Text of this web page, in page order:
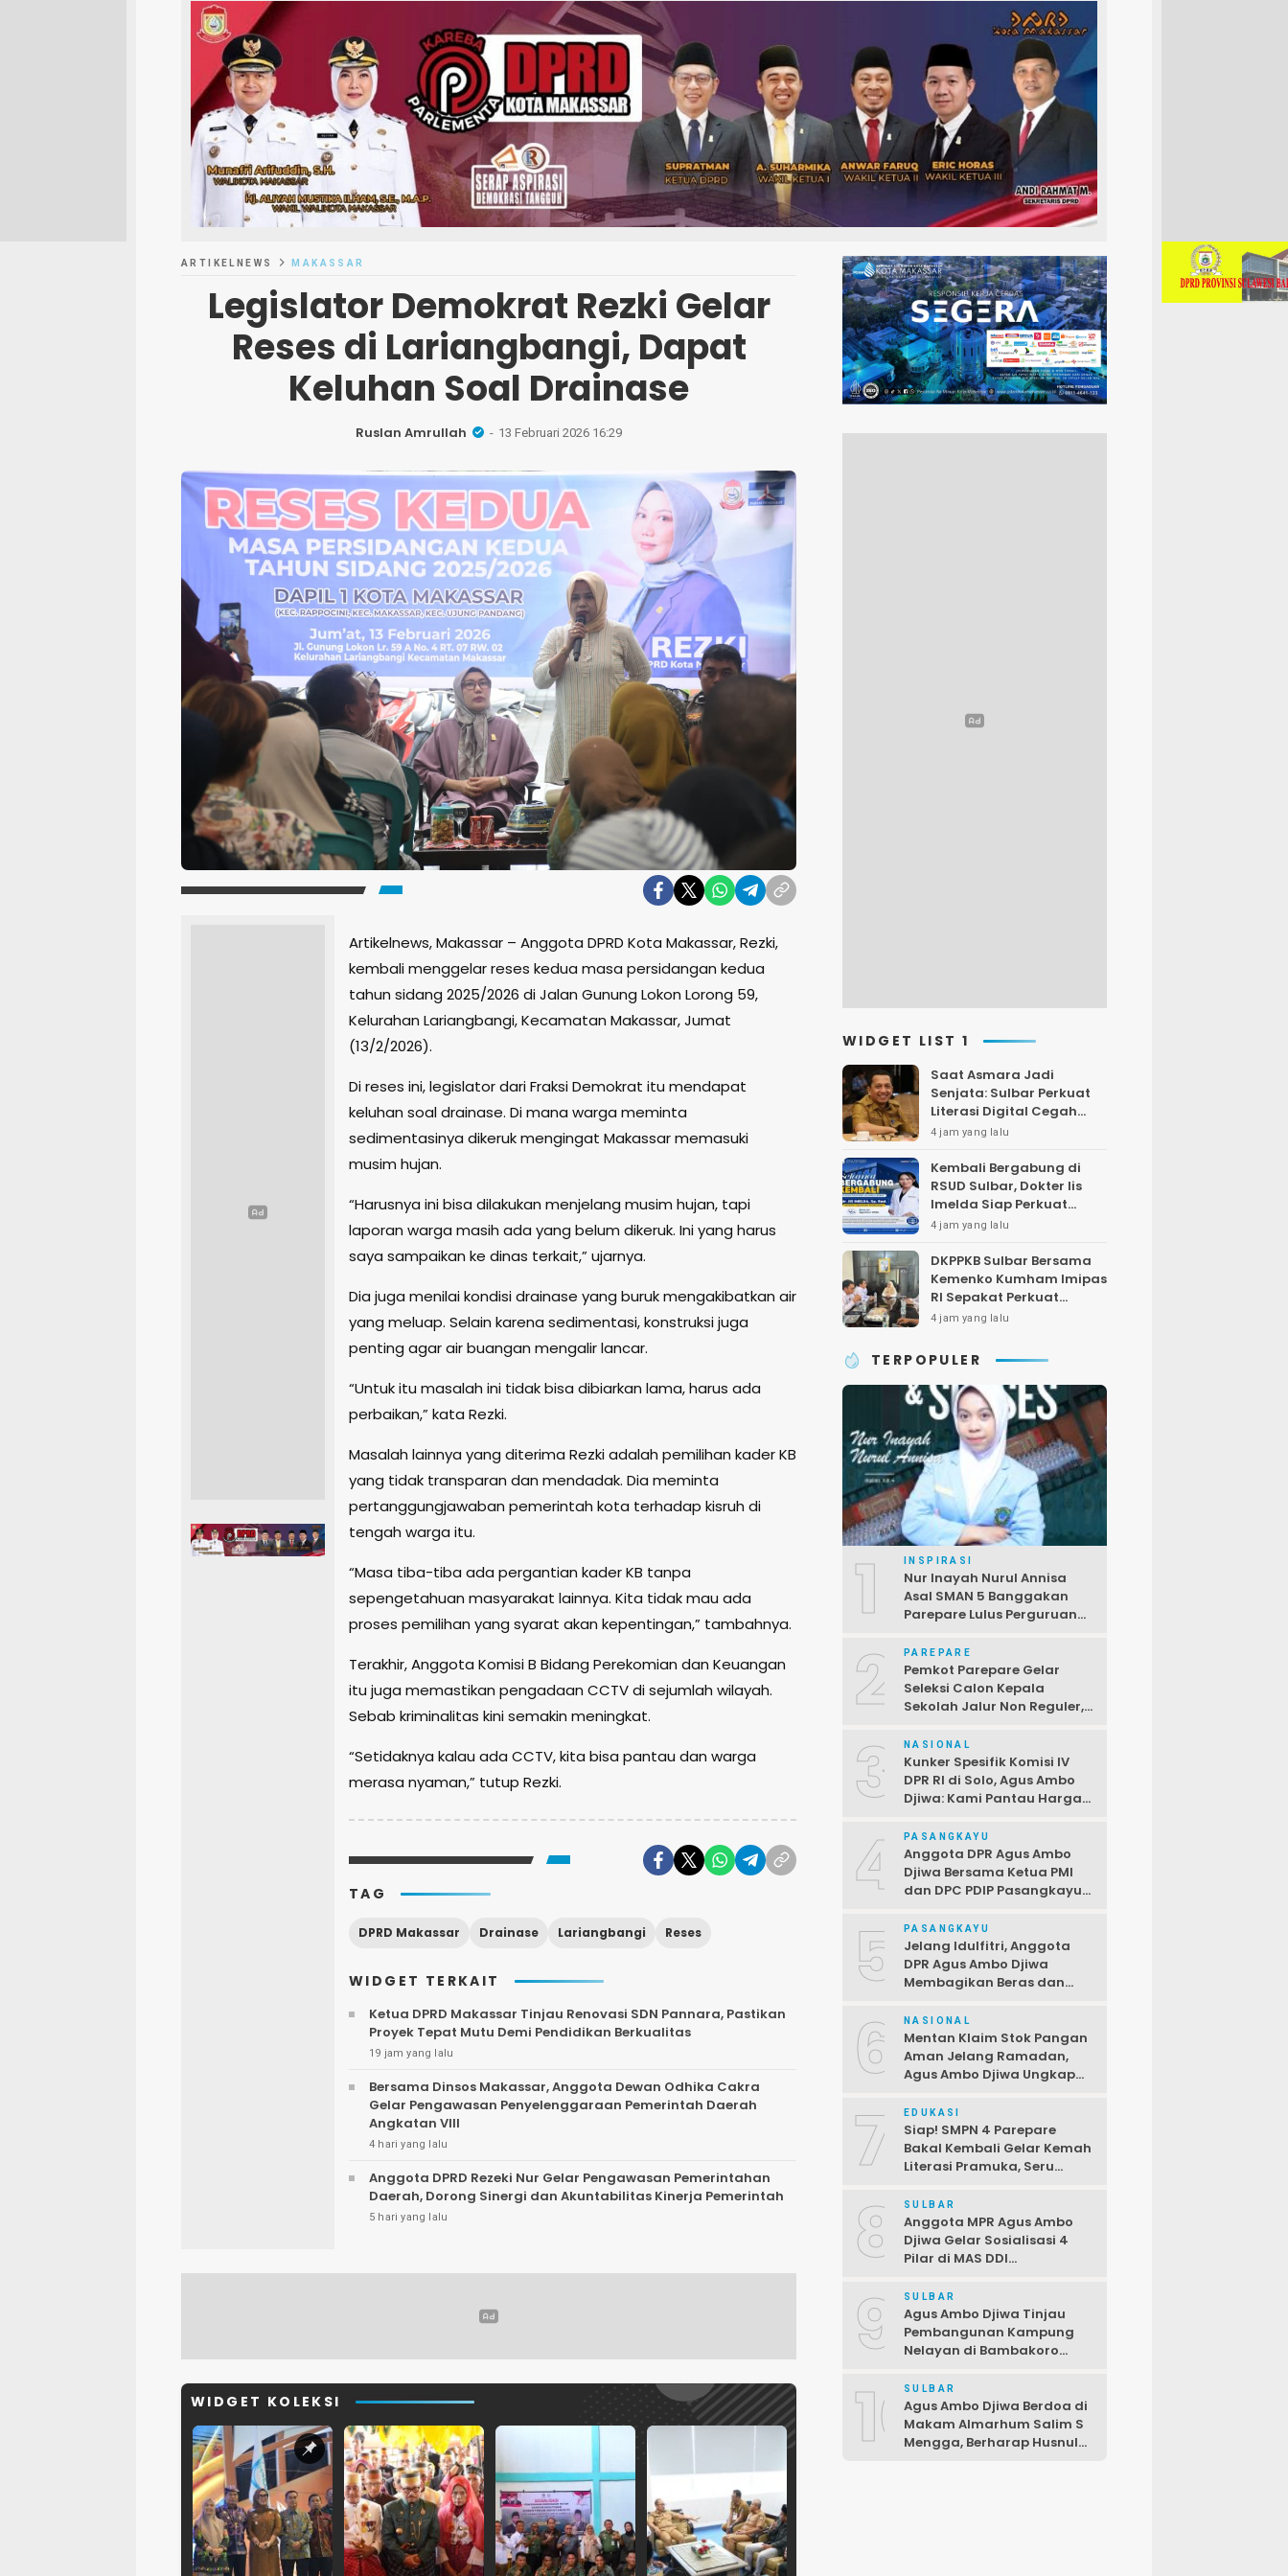
ARTIKELNEWS MAKASSAR
Legislator Demokrat Rezki Gelar
Reses di Lariangbangi, Dapat
Keluhan Soal Drainase
Ruslan Amrullah 13 Februari 2026 16:29
Artikelnews, Makassar – Anggota DPRD Kota Makassar, Rezki,
kembali menggelar reses kedua masa persidangan kedua
tahun sidang 2025/2026 di Jalan Gunung Lokon Lorong 59,
Kelurahan Lariangbangi, Kecamatan Makassar, Jumat
(13/2/2026).
Di reses ini, legislator dari Fraksi Demokrat itu mendapat
keluhan soal drainase. Di mana warga meminta
sedimentasinya dikeruk mengingat Makassar memasuki
musim hujan.
“Harusnya ini bisa dilakukan menjelang musim hujan, tapi
laporan warga masih ada yang belum dikeruk. Ini yang harus
saya sampaikan ke dinas terkait,” ujarnya.
Dia juga menilai kondisi drainase yang buruk mengakibatkan air
yang meluap. Selain karena sedimentasi, konstruksi juga
penting agar air buangan mengalir lancar.
“Untuk itu masalah ini tidak bisa dibiarkan lama, harus ada
perbaikan,” kata Rezki.
Masalah lainnya yang diterima Rezki adalah pemilihan kader KB
yang tidak transparan dan mendadak. Dia meminta
pertanggungjawaban pemerintah kota terhadap kisruh di
tengah warga itu.
“Masa tiba-tiba ada pergantian kader KB tanpa
sepengetahuan masyarakat lainnya. Kita tidak mau ada
proses pemilihan yang syarat akan kepentingan,” tambahnya.
Terakhir, Anggota Komisi B Bidang Perekomian dan Keuangan
itu juga memastikan pengadaan CCTV di sejumlah wilayah.
Sebab kriminalitas kini semakin meningkat.
“Setidaknya kalau ada CCTV, kita bisa pantau dan warga
merasa nyaman,” tutup Rezki.
TAG
DPRD Makassar Drainase Lariangbangi Reses
WIDGET TERKAIT
Ketua DPRD Makassar Tinjau Renovasi SDN Pannara, Pastikan
Proyek Tepat Mutu Demi Pendidikan Berkualitas
19 jam yang lalu
Bersama Dinsos Makassar, Anggota Dewan Odhika Cakra
Gelar Pengawasan Penyelenggaraan Pemerintah Daerah
Angkatan VIII
4 hari yang lalu
Anggota DPRD Rezeki Nur Gelar Pengawasan Pemerintahan
Daerah, Dorong Sinergi dan Akuntabilitas Kinerja Pemerintah
5 hari yang lalu
WIDGET KOLEKSI
WIDGET LIST 1
Saat Asmara Jadi
Senjata: Sulbar Perkuat
Literasi Digital Cegah
Kejahatan Love
4 jam yang lalu
Kembali Bergabung di
RSUD Sulbar, Dokter Iis
Imelda Siap Perkuat
Layanan Radiologi
4 jam yang lalu
DKPPKB Sulbar Bersama
Kemenko Kumham Imipas
RI Sepakat Perkuat
Pelayanan Kesehatan
4 jam yang lalu
TERPOPULER
1 INSPIRASI
Nur Inayah Nurul Annisa
Asal SMAN 5 Banggakan
Parepare Lulus Perguruan
2 PAREPARE
Pemkot Parepare Gelar
Seleksi Calon Kepala
Sekolah Jalur Non Reguler,
Pendaftaran Ditutup 2 April
3 NASIONAL
Kunker Spesifik Komisi IV
DPR RI di Solo, Agus Ambo
Djiwa: Kami Pantau Harga
4 PASANGKAYU
Anggota DPR Agus Ambo
Djiwa Bersama Ketua PMI
dan DPC PDIP Pasangkayu
Korban Kebakaran di Desa
Kayumaloa
5 PASANGKAYU
Jelang Idulfitri, Anggota
DPR Agus Ambo Djiwa
Membagikan Beras dan
Kurang Mampu
6 NASIONAL
Mentan Klaim Stok Pangan
Aman Jelang Ramadan,
Agus Ambo Djiwa Ungkap
Antara Data dan Realitas di
Lapangan
7 EDUKASI
Siap! SMPN 4 Parepare
Bakal Kembali Gelar Kemah
Literasi Pramuka, Seru
8 SULBAR
Anggota MPR Agus Ambo
Djiwa Gelar Sosialisasi 4
Pilar di MAS DDI
Fraksi PDIP DPRD
Pasangkayu
9 SULBAR
Agus Ambo Djiwa Tinjau
Pembangunan Kampung
Nelayan di Bambakoro
Kawasan Perikanan Modern
dan Produktif
10SULBAR
Agus Ambo Djiwa Berdoa di
Makam Almarhum Salim S
Mengga, Berharap Husnul